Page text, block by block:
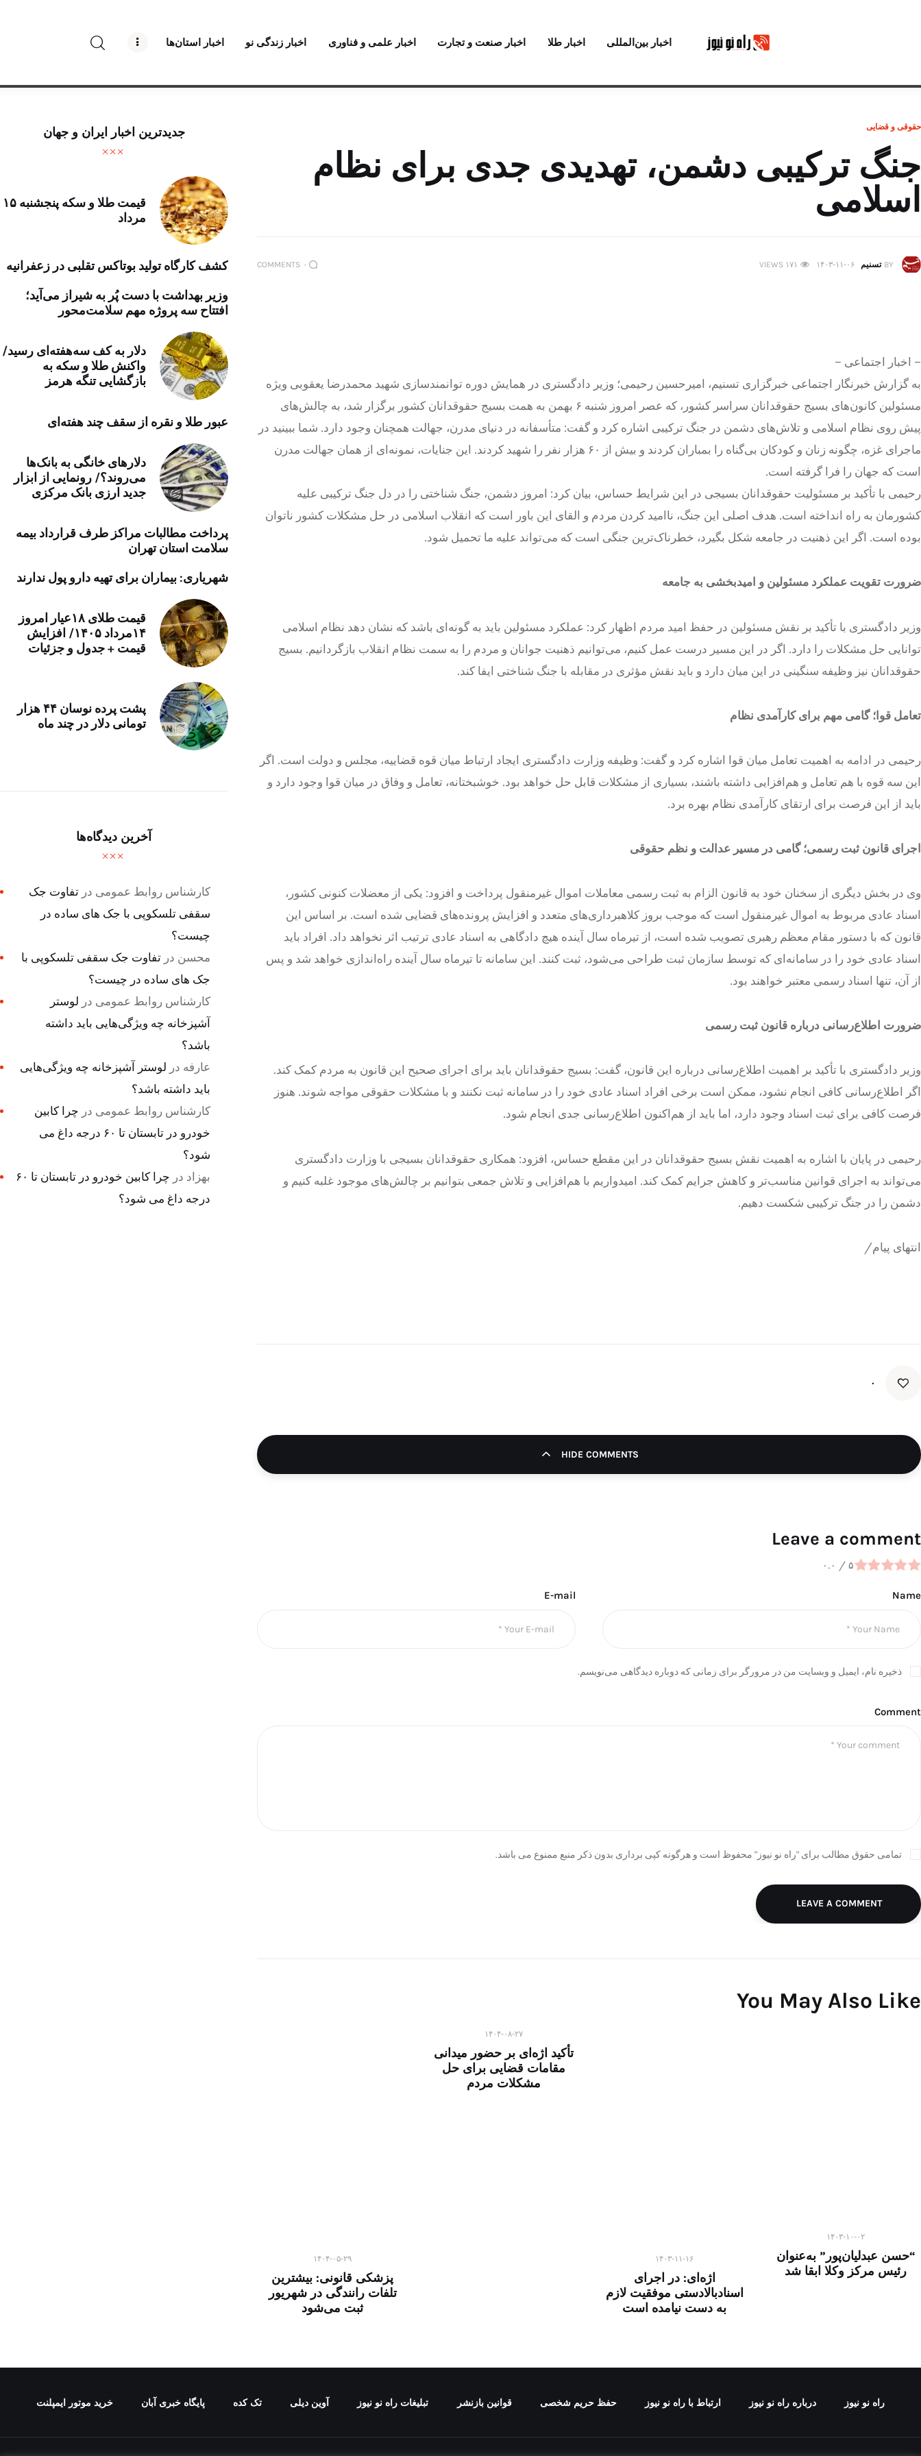
اخبار بین‌المللی اخبار طلا اخبار صنعت و تجارت اخبار علمی و فناوری اخبار زندگی نو اخبار استان‌ها
درباره راه‌ نو نیوز
ارتباط با راه‌ نو نیوز
پایگاه خبری آبان
خرید موتور ایمپلنت
حقوقی و قضایی
جنگ ترکیبی دشمن، تهدیدی جدی برای نظام
اسلامی
BY تسنیم ۱۴۰۳-۱۱-۰۶ ۱۷۱ VIEWS ۰ COMMENTS
– اخبار اجتماعی –
به گزارش خبرنگار اجتماعی خبرگزاری تسنیم، امیرحسین رحیمی؛ وزیر دادگستری در همایش دوره توانمندسازی شهید محمدرضا یعقوبی ویژه
مسئولین کانون‌های بسیج حقوقدانان سراسر کشور، که عصر امروز شنبه ۶ بهمن به همت بسیج حقوقدانان کشور برگزار شد، به چالش‌های
پیش روی نظام اسلامی و تلاش‌های دشمن در جنگ ترکیبی اشاره کرد و گفت: متأسفانه در دنیای مدرن، جهالت همچنان وجود دارد. شما ببینید در
ماجرای غزه، چگونه زنان و کودکان بی‌گناه را بمباران کردند و بیش از ۶۰ هزار نفر را شهید کردند. این جنایات، نمونه‌ای از همان جهالت مدرن
است که جهان را فرا گرفته است.
رحیمی با تأکید بر مسئولیت حقوقدانان بسیجی در این شرایط حساس، بیان کرد: امروز دشمن، جنگ شناختی را در دل جنگ ترکیبی علیه
کشورمان به راه انداخته است. هدف اصلی این جنگ، ناامید کردن مردم و القای این باور است که انقلاب اسلامی در حل مشکلات کشور ناتوان
بوده است. اگر این ذهنیت در جامعه شکل بگیرد، خطرناک‌ترین جنگی است که می‌تواند علیه ما تحمیل شود.
ضرورت تقویت عملکرد مسئولین و امیدبخشی به جامعه
وزیر دادگستری با تأکید بر نقش مسئولین در حفظ امید مردم اظهار کرد: عملکرد مسئولین باید به گونه‌ای باشد که نشان دهد نظام اسلامی
توانایی حل مشکلات را دارد. اگر در این مسیر درست عمل کنیم، می‌توانیم ذهنیت جوانان و مردم را به سمت نظام انقلاب بازگردانیم. بسیج
حقوقدانان نیز وظیفه سنگینی در این میان دارد و باید نقش مؤثری در مقابله با جنگ شناختی ایفا کند.
تعامل قوا؛ گامی مهم برای کارآمدی نظام
رحیمی در ادامه به اهمیت تعامل میان قوا اشاره کرد و گفت: وظیفه وزارت دادگستری ایجاد ارتباط میان قوه قضاییه، مجلس و دولت است. اگر
این سه قوه با هم تعامل و هم‌افزایی داشته باشند، بسیاری از مشکلات قابل حل خواهد بود. خوشبختانه، تعامل و وفاق در میان قوا وجود دارد و
باید از این فرصت برای ارتقای کارآمدی نظام بهره برد.
اجرای قانون ثبت رسمی؛ گامی در مسیر عدالت و نظم حقوقی
وی در بخش دیگری از سخنان خود به قانون الزام به ثبت رسمی معاملات اموال غیرمنقول پرداخت و افزود: یکی از معضلات کنونی کشور،
اسناد عادی مربوط به اموال غیرمنقول است که موجب بروز کلاهبرداری‌های متعدد و افزایش پرونده‌های قضایی شده است. بر اساس این
قانون که با دستور مقام معظم رهبری تصویب شده است، از تیرماه سال آینده هیچ دادگاهی به اسناد عادی ترتیب اثر نخواهد داد. افراد باید
اسناد عادی خود را در سامانه‌ای که توسط سازمان ثبت طراحی می‌شود، ثبت کنند. این سامانه تا تیرماه سال آینده راه‌اندازی خواهد شد و پس
از آن، تنها اسناد رسمی معتبر خواهند بود.
ضرورت اطلاع‌رسانی درباره قانون ثبت رسمی
وزیر دادگستری با تأکید بر اهمیت اطلاع‌رسانی درباره این قانون، گفت: بسیج حقوقدانان باید برای اجرای صحیح این قانون به مردم کمک کند.
اگر اطلاع‌رسانی کافی انجام نشود، ممکن است برخی افراد اسناد عادی خود را در سامانه ثبت نکنند و با مشکلات حقوقی مواجه شوند. هنوز
فرصت کافی برای ثبت اسناد وجود دارد، اما باید از هم‌اکنون اطلاع‌رسانی جدی انجام شود.
رحیمی در پایان با اشاره به اهمیت نقش بسیج حقوقدانان در این مقطع حساس، افزود: همکاری حقوقدانان بسیجی با وزارت دادگستری
می‌تواند به اجرای قوانین مناسب‌تر و کاهش جرایم کمک کند. امیدواریم با هم‌افزایی و تلاش جمعی بتوانیم بر چالش‌های موجود غلبه کنیم و
دشمن را در جنگ ترکیبی شکست دهیم.
انتهای پیام/
۰
HIDE COMMENTS
Leave a comment
۰.۰ / ۵
Name
E-mail
ذخیره نام، ایمیل و وبسایت من در مرورگر برای زمانی که دوباره دیدگاهی می‌نویسم.
Comment
تمامی حقوق مطالب برای "راه نو نیوز" محفوظ است و هرگونه کپی برداری بدون ذکر منبع ممنوع می باشد.
LEAVE A COMMENT
You May Also Like
۱۴۰۳-۱۰-۰۲
“حسن عبدلیان‌پور” به‌عنوان
رئیس مرکز وکلا ابقا شد
۱۴۰۳-۱۱-۱۶
اژه‌ای: در اجرای
اسنادبالادستی موفقیت لازم
به دست نیامده است
۱۴۰۴-۰۸-۲۷
تأکید اژه‌ای بر حضور میدانی
مقامات قضایی برای حل
مشکلات مردم
۱۴۰۴-۰۵-۲۹
پزشکی قانونی: بیشترین
تلفات رانندگی در شهریور
ثبت می‌شود
جدیدترین اخبار ایران و جهان
قیمت طلا و سکه پنجشنبه ۱۵
مرداد
کشف کارگاه تولید بوتاکس تقلبی در زعفرانیه
وزیر بهداشت با دست پُر به شیراز می‌آید؛
افتتاح سه پروژه مهم سلامت‌محور
دلار به کف سه‌هفته‌ای رسید/
واکنش طلا و سکه به
بازگشایی تنگه هرمز
عبور طلا و نقره از سقف چند هفته‌ای
دلارهای خانگی به بانک‌ها
می‌روند؟/ رونمایی از ابزار
جدید ارزی بانک مرکزی
پرداخت مطالبات مراکز طرف قرارداد بیمه
سلامت استان تهران
شهریاری: بیماران برای تهیه دارو پول ندارند
قیمت طلای ۱۸عیار امروز
۱۴مرداد ۱۴۰۵/ افزایش
قیمت + جدول و جزئیات
پشت پرده نوسان ۴۴ هزار
تومانی دلار در چند ماه
آخرین دیدگاه‌ها
کارشناس روابط عمومی در تفاوت جک
سقفی تلسکوپی با جک های ساده در
چیست؟
محسن در تفاوت جک سقفی تلسکوپی با
جک های ساده در چیست؟
کارشناس روابط عمومی در لوستر
آشپزخانه چه ویژگی‌هایی باید داشته
باشد؟
عارفه در لوستر آشپزخانه چه ویژگی‌هایی
باید داشته باشد؟
کارشناس روابط عمومی در چرا کابین
خودرو در تابستان تا ۶۰ درجه داغ می
شود؟
بهزاد در
چرا کابین خودرو در تابستان تا ۶۰
درجه داغ می شود؟
راه نو نیوز درباره راه‌ نو نیوز ارتباط با راه‌ نو نیوز حفظ حریم شخصی قوانین بازنشر تبلیغات راه نو نیوز آوین دیلی تک کده پایگاه خبری آبان خرید موتور ایمپلنت